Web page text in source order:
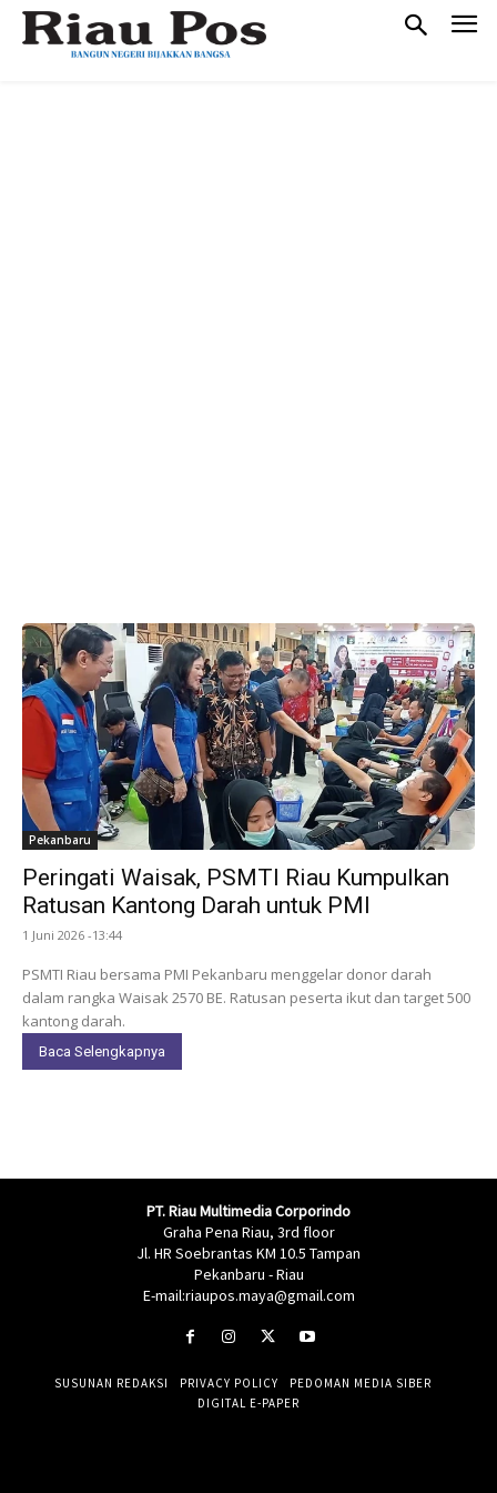
Pekanbaru
Peringati Waisak, PSMTI Riau Kumpulkan
Ratusan Kantong Darah untuk PMI
1 Juni 2026 -13:44
PSMTI Riau bersama PMI Pekanbaru menggelar donor darah
dalam rangka Waisak 2570 BE. Ratusan peserta ikut dan target 500
kantong darah.
Baca Selengkapnya
PT. Riau Multimedia Corporindo
Graha Pena Riau, 3rd floor
Jl. HR Soebrantas KM 10.5 Tampan
Pekanbaru - Riau
E-mail:riaupos.maya@gmail.com
SUSUNAN REDAKSI PRIVACY POLICY
PEDOMAN MEDIA SIBER
DIGITAL E-PAPER